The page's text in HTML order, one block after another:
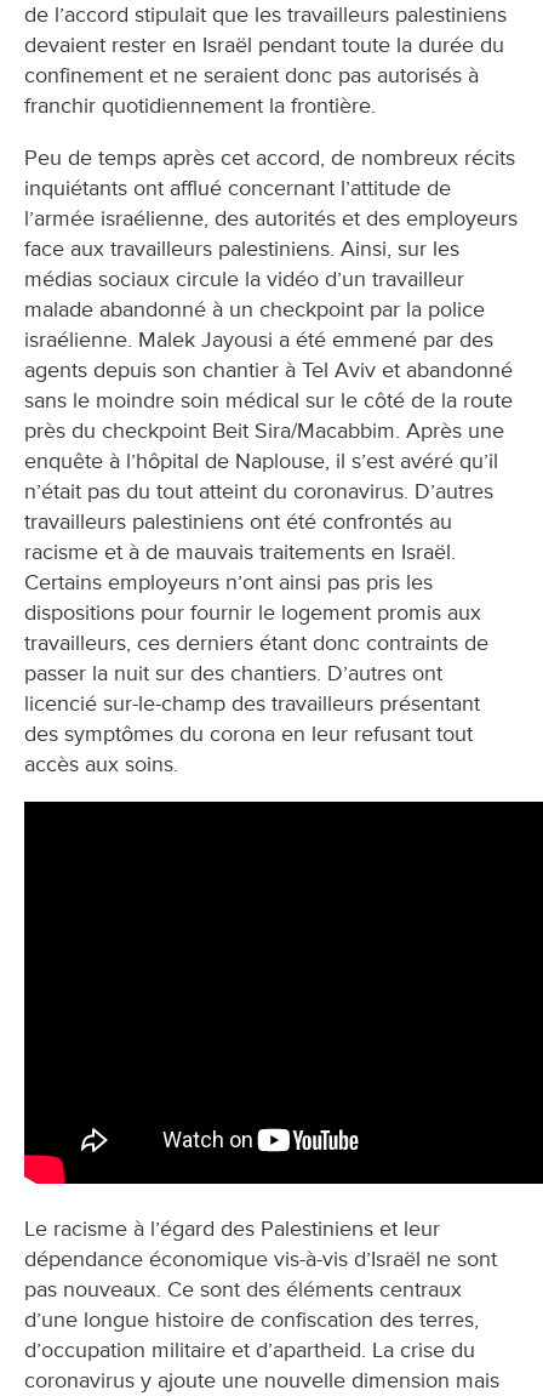
de l’accord stipulait que les travailleurs palestiniens
devaient rester en Israël pendant toute la durée du
confinement et ne seraient donc pas autorisés à
franchir quotidiennement la frontière.
Peu de temps après cet accord, de nombreux récits
inquiétants ont afflué concernant l’attitude de
l’armée israélienne, des autorités et des employeurs
face aux travailleurs palestiniens. Ainsi, sur les
médias sociaux circule la vidéo d’un travailleur
malade abandonné à un checkpoint par la police
israélienne. Malek Jayousi a été emmené par des
agents depuis son chantier à Tel Aviv et abandonné
sans le moindre soin médical sur le côté de la route
près du checkpoint Beit Sira/Macabbim. Après une
enquête à l’hôpital de Naplouse, il s’est avéré qu’il
n’était pas du tout atteint du coronavirus. D’autres
travailleurs palestiniens ont été confrontés au
racisme et à de mauvais traitements en Israël.
Certains employeurs n’ont ainsi pas pris les
dispositions pour fournir le logement promis aux
travailleurs, ces derniers étant donc contraints de
passer la nuit sur des chantiers. D’autres ont
licencié sur-le-champ des travailleurs présentant
des symptômes du corona en leur refusant tout
accès aux soins.
Le racisme à l’égard des Palestiniens et leur
dépendance économique vis-à-vis d’Israël ne sont
pas nouveaux. Ce sont des éléments centraux
d’une longue histoire de confiscation des terres,
d’occupation militaire et d’apartheid. La crise du
coronavirus y ajoute une nouvelle dimension mais